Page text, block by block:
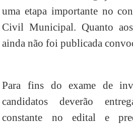
uma etapa importante no
Civil Municipal. Quanto
ainda não foi publicada
Para fins do exame de
candidatos deverão
constante no edital e